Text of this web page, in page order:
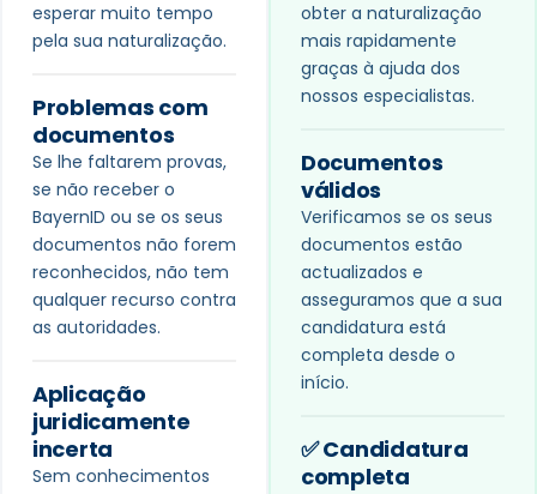
esperar muito tempo
pela sua naturalização.
Problemas com
documentos
Se lhe faltarem provas,
se não receber o
BayernID ou se os seus
documentos não forem
reconhecidos, não tem
qualquer recurso contra
as autoridades.
Aplicação
juridicamente
incerta
Sem conhecimentos
obter a naturalização
mais rapidamente
graças à ajuda dos
nossos especialistas.
Documentos
válidos
Verificamos se os seus
documentos estão
actualizados e
asseguramos que a sua
candidatura está
completa desde o
início.
✅ Candidatura
completa